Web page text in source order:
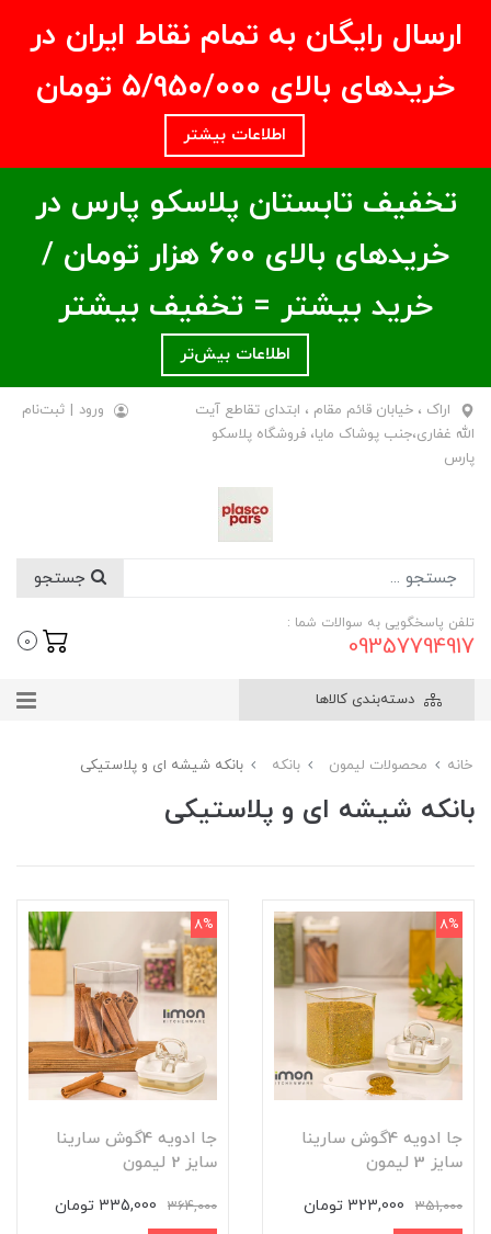
ارسال رایگان به تمام نقاط ایران در
خریدهای بالای ۵/950/000 تومان
اطلاعات بیشتر
تخفیف تابستان پلاسکو پارس در
خریدهای بالای ۶00 هزار تومان /
خرید بیشتر = تخفیف بیشتر
اطلاعات بیش‌تر
اراک ، خیابان قائم مقام ، ابتدای تقاطع آیت
الله غفاری،جنب پوشاک مایا، فروشگاه پلاسکو
پارس
ورود | ثبت‌نام
تلفن پاسخگویی به سوالات شما :
09357794917
0
دسته‌بندی کالاها
خانه محصولات لیمون بانکه بانکه شیشه ای و پلاستیکی
بانکه شیشه ای و پلاستیکی
جا ادویه 4گوش سارینا
سایز 3 لیمون
351,000 323,000 تومان
8%
جا ادویه 4گوش سارینا
سایز 2 لیمون
364,000 335,000 تومان
8%